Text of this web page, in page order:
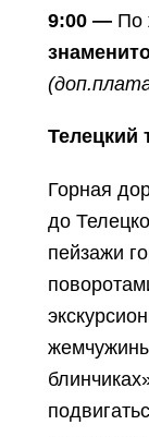
9:00 — По
Телецкий
Горная
до
пейзажи